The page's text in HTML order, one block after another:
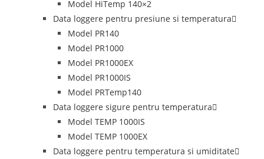
Model HiTemp 140×2
Data loggere pentru presiune si temperatura
Model PR140
Model PR1000
Model PR1000EX
Model PR1000IS
Model PRTemp140
Data loggere sigure pentru temperatura
Model TEMP 1000IS
Model TEMP 1000EX
Data loggere pentru temperatura si umiditate